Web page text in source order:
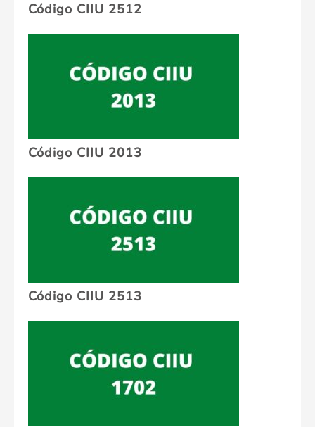
Código CIIU 2512
Código CIIU 2013
Código CIIU 2513